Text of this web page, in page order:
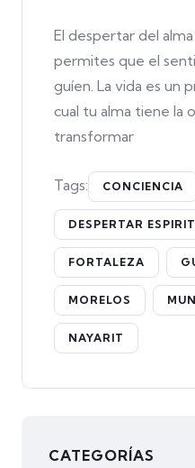
El despertar del
permites que el
guíen. La vida es un
cual tu alma tiene la
transformar
Tags: CONCIENCIA
DESPERTAR
FORTALEZA
MORELOS
NAYARIT
CATEGORÍAS